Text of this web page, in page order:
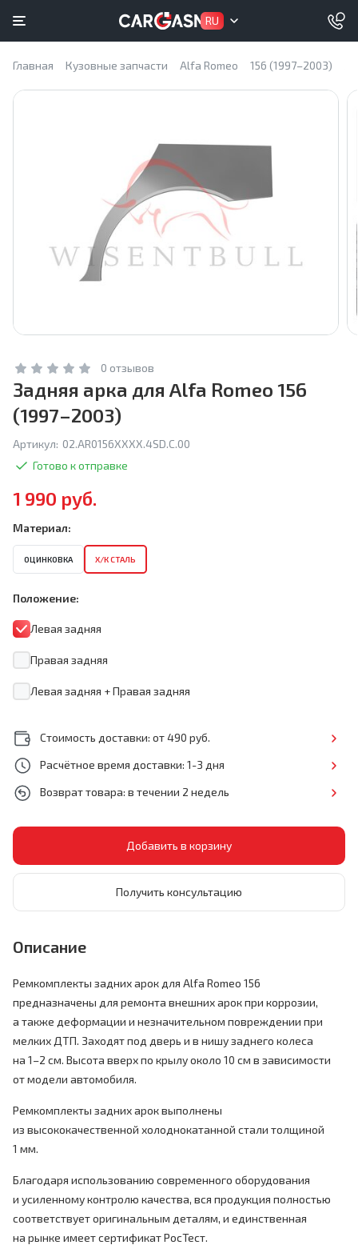
RU
Главная Кузовные запчасти Alfa Romeo 156 (1997–2003)
0 отзывов
Задняя арка для Alfa Romeo 156
(1997–2003)
Артикул: 02.AR0156XXXX.4SD.C.00
Готово к отправке
1 990 руб.
Материал:
ОЦИНКОВКА Х/К СТАЛЬ
Положение:
Левая задняя
Правая задняя
Левая задняя + Правая задняя
Стоимость доставки: от 490 руб.
Расчётное время доставки: 1-3 дня
Возврат товара: в течении 2 недель
Получить консультацию
Описание
Ремкомплекты задних арок для Alfa Romeo 156
предназначены для ремонта внешних арок при коррозии,
а также деформации и незначительном повреждении при
мелких ДТП. Заходят под дверь и в нишу заднего колеса
на 1–2 см. Высота вверх по крылу около 10 см в зависимости
от модели автомобиля.
Ремкомплекты задних арок выполнены
из высококачественной холоднокатанной стали толщиной
1 мм.
Благодаря использованию современного оборудования
и усиленному контролю качества, вся продукция полностью
соответствует оригинальным деталям, и единственная
на рынке имеет сертификат РосТест.